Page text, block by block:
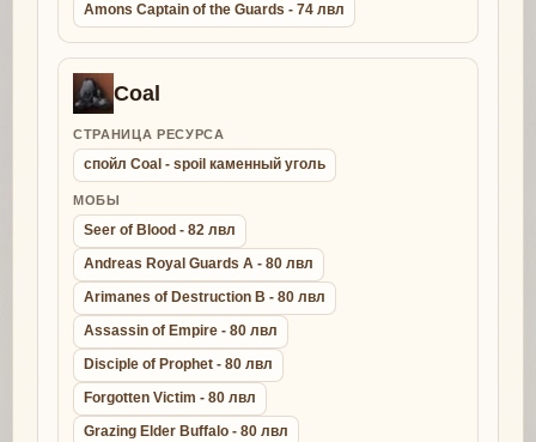
Amons Captain of the Guards - 74 лвл
Coal
СТРАНИЦА РЕСУРСА
спойл Coal - spoil каменный уголь
МОБЫ
Seer of Blood - 82 лвл
Andreas Royal Guards A - 80 лвл
Arimanes of Destruction B - 80 лвл
Assassin of Empire - 80 лвл
Disciple of Prophet - 80 лвл
Forgotten Victim - 80 лвл
Grazing Elder Buffalo - 80 лвл